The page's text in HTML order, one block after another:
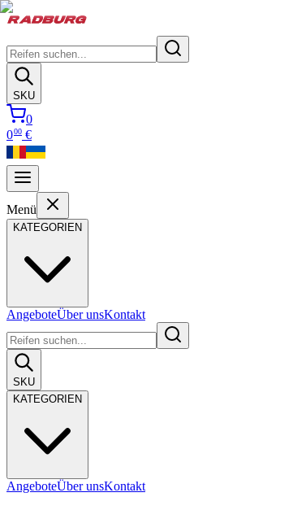
SKU
0
000 €
Menü
KATEGORIEN
AngeboteÜber unsKontakt
SKU
KATEGORIEN
AngeboteÜber unsKontakt